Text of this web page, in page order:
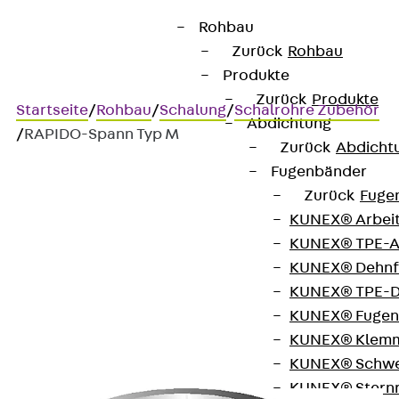
Rohbau
Zurück Rohbau
Produkte
Zurück Produkte
Abdichtung
Zurück
Fugenbänder
Zurück
KUNEX®
KUNEX®
KUNEX®
KUNEX®
KUNEX®
KUNEX®
KUNEX®
KUNEX®
Startseite/Rohbau/Schalung/Schalrohre Zubehör
/RAPIDO-Spann Typ M
RAPIDO-Spann Typ M
Stahlblechmanschette